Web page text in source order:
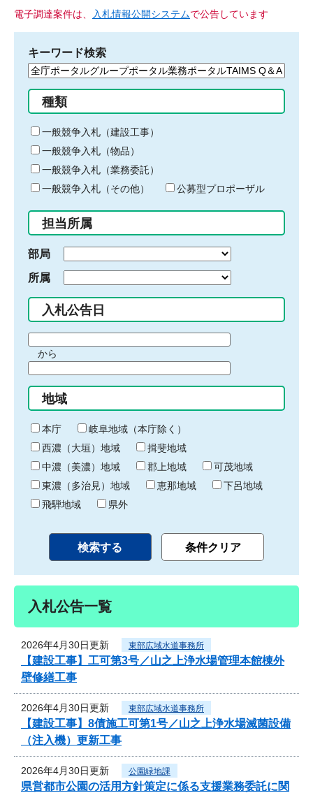
電子調達案件は、 入札情報公開システムで公告しています
キーワード検索
検
る
キ
ー
ワ
ー
ド
入
力
種類
一般競争入札（建設工事）
一般競争入札（物品）
一般競争入札（業務委託）
一般競争入札（その他）
公募型プロポーザル
担当所属
部局
所属
入札公告日
間
始
り
から
間
終
わ
り
地域
本庁
岐阜地域（本庁除く）
西濃（大垣）地域
揖斐地域
中濃（美濃）地域
郡上地域
可茂地域
東濃（多治見）地域
恵那地域
下呂地域
飛騨地域
県外
入札公告一覧
2026年4月30日更新 東部広域水道事務所
【建設工事】工可第3号／山之上浄水場管理本館棟外
壁修繕工事
2026年4月30日更新 東部広域水道事務所
【建設工事】8債施工可第1号／山之上浄水場滅菌設備
（注入機）更新工事
2026年4月30日更新 公園緑地課
県営都市公園の活用方針策定に係る支援業務委託に関